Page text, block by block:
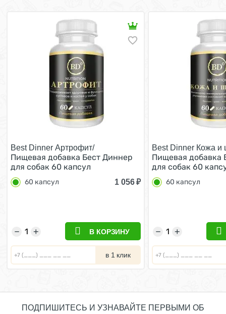
Best Dinner Артрофит/
Пищевая добавка Бест Диннер
для собак 60 капсул
60 капсул 1 056₽
+
− В КОРЗИНУ
в 1 клик
Best Dinner Кожа и
Пищевая добавка
для собак 60
60 капсул
+
−
ПОДПИШИТЕСЬ И УЗНАВАЙТЕ ПЕРВЫМИ ОБ